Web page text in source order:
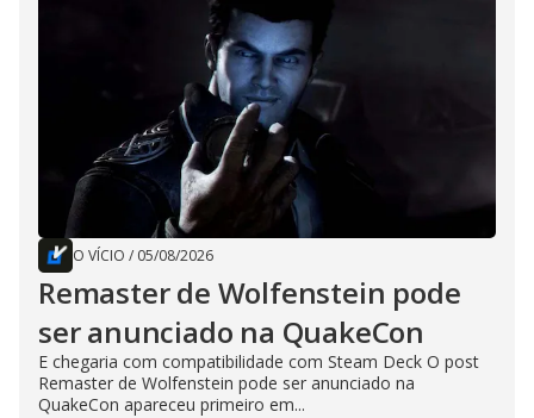
O VÍCIO / 05/08/2026
Remaster de Wolfenstein pode
ser anunciado na QuakeCon
E chegaria com compatibilidade com Steam Deck O post
Remaster de Wolfenstein pode ser anunciado na
QuakeCon apareceu primeiro em...